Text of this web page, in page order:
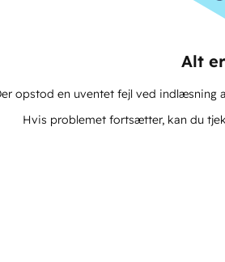
Alt
opstod en uventet fejl ved indlæsning
Hvis problemet fortsætter, kan du